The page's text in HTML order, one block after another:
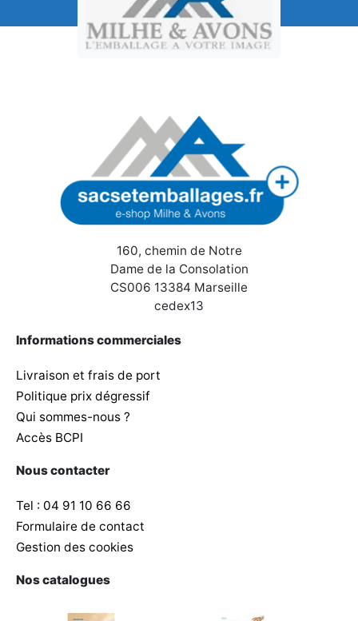
160, chemin de Notre
Dame de la Consolation
CS006 13384 Marseille
cedex13
Informations commerciales
Livraison et frais de port
Politique prix dégressif
Qui sommes-nous ?
Accès BCPI
Nous contacter
Tel : 04 91 10 66 66
Formulaire de contact
Gestion des cookies
Nos catalogues